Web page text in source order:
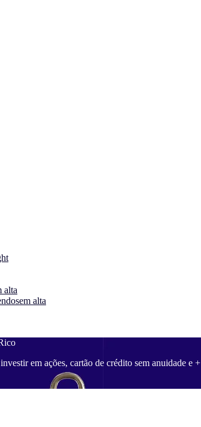
alta
em alta
em ações, cartão de crédito sem anuidade e +